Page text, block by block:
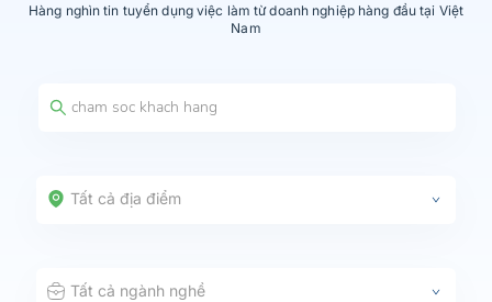
Hàng nghìn tin tuyển dụng việc làm từdoanh nghiệp hàng đầu tại Việt
Nam
Tất cả địa điểm
Tất cả ngành nghề